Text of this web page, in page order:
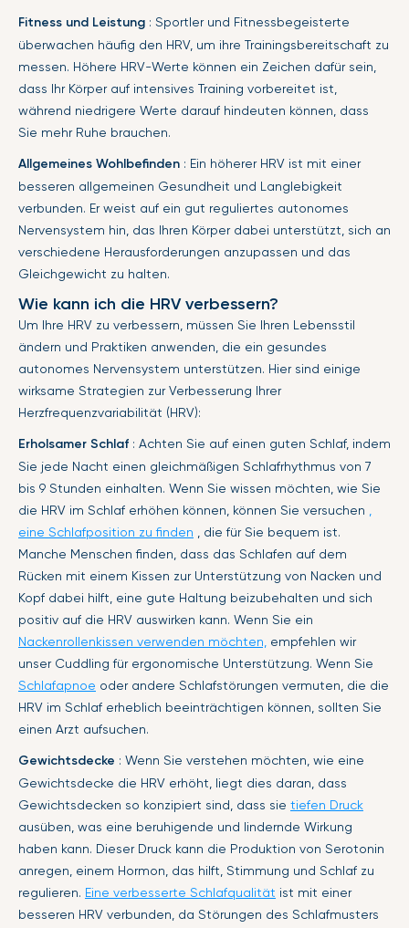
Fitness und Leistung : Sportler und Fitnessbegeisterte
überwachen häufig den HRV, um ihre Trainingsbereitschaft zu
messen. Höhere HRV-Werte können ein Zeichen dafür sein,
dass Ihr Körper auf intensives Training vorbereitet ist,
während niedrigere Werte darauf hindeuten können, dass
Sie mehr Ruhe brauchen.
Allgemeines Wohlbefinden : Ein höherer HRV ist mit einer
besseren allgemeinen Gesundheit und Langlebigkeit
verbunden. Er weist auf ein gut reguliertes autonomes
Nervensystem hin, das Ihren Körper dabei unterstützt, sich an
verschiedene Herausforderungen anzupassen und das
Gleichgewicht zu halten.
Wie kann ich die HRV verbessern?
Um Ihre HRV zu verbessern, müssen Sie Ihren Lebensstil
ändern und Praktiken anwenden, die ein gesundes
autonomes Nervensystem unterstützen. Hier sind einige
wirksame Strategien zur Verbesserung Ihrer
Herzfrequenzvariabilität (HRV):
Erholsamer Schlaf : Achten Sie auf einen guten Schlaf, indem
Sie jede Nacht einen gleichmäßigen Schlafrhythmus von 7
bis 9 Stunden einhalten. Wenn Sie wissen möchten, wie Sie
die HRV im Schlaf erhöhen können, können Sie versuchen
eine Schlafposition zu finden , die für Sie bequem ist.
Manche Menschen finden, dass das Schlafen auf dem
Rücken mit einem Kissen zur Unterstützung von Nacken und
Kopf dabei hilft, eine gute Haltung beizubehalten und sich
positiv auf die HRV auswirken kann. Wenn Sie ein
Nackenrollenkissen verwenden möchten, empfehlen wir
unser Cuddling für ergonomische Unterstützung. Wenn Sie
Schlafapnoe oder andere Schlafstörungen vermuten, die die
HRV im Schlaf erheblich beeinträchtigen können, sollten Sie
einen Arzt aufsuchen.
Gewichtsdecke : Wenn Sie verstehen möchten, wie eine
Gewichtsdecke die HRV erhöht, liegt dies daran, dass
Gewichtsdecken so konzipiert sind, dass sie tiefen Druck
ausüben, was eine beruhigende und lindernde Wirkung
haben kann. Dieser Druck kann die Produktion von Serotonin
anregen, einem Hormon, das hilft, Stimmung und Schlaf zu
regulieren. Eine verbesserte Schlafqualität ist mit einer
besseren HRV verbunden, da Störungen des Schlafmusters